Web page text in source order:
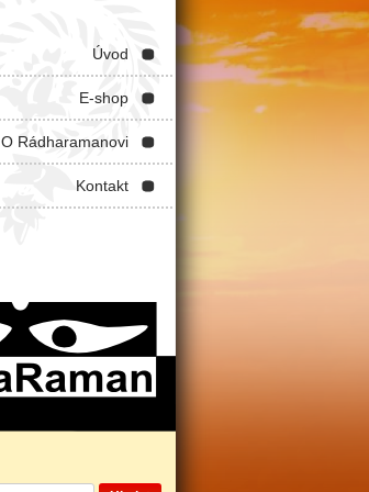
Úvod
E-shop
O Rádharamanovi
Kontakt